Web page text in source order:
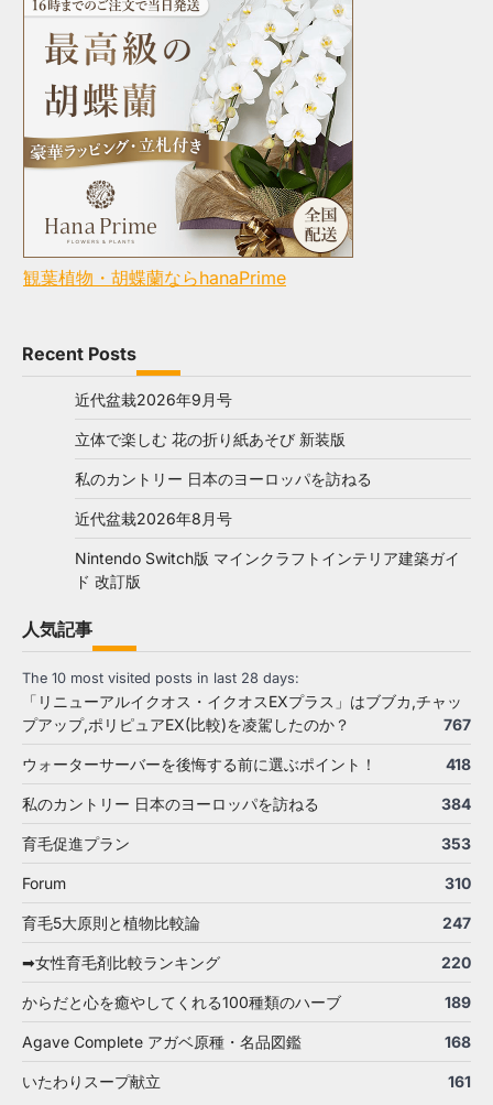
観葉植物・胡蝶蘭ならhanaPrime
Recent Posts
近代盆栽2026年9月号
立体で楽しむ 花の折り紙あそび 新装版
私のカントリー 日本のヨーロッパを訪ねる
近代盆栽2026年8月号
Nintendo Switch版 マインクラフトインテリア建築ガイ
ド 改訂版
人気記事
The 10 most visited posts in last 28 days:
「リニューアルイクオス・イクオスEXプラス」はブブカ,チャッ
プアップ,ポリピュアEX(比較)を凌駕したのか？
767
ウォーターサーバーを後悔する前に選ぶポイント！ 418
私のカントリー 日本のヨーロッパを訪ねる 384
育毛促進プラン 353
Forum 310
育毛5大原則と植物比較論 247
➡女性育毛剤比較ランキング 220
からだと心を癒やしてくれる100種類のハーブ 189
Agave Complete アガベ原種・名品図鑑 168
いたわりスープ献立 161